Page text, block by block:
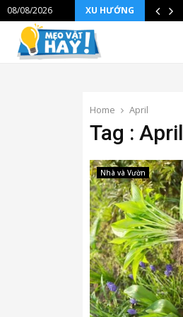
08/08/2026 XU HƯỚNG
Home April
Tag : April
Nhà và Vườn